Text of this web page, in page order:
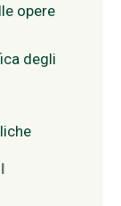
opere
degli